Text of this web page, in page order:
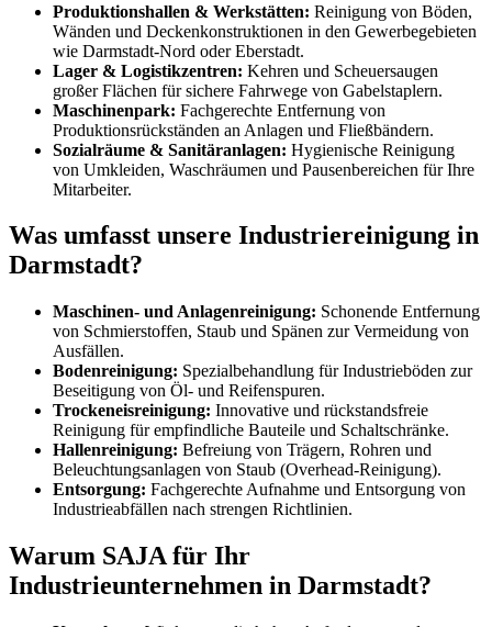
Produktionshallen & Werkstätten: Reinigung von Böden,
Wänden und Deckenkonstruktionen in den Gewerbegebieten
wie Darmstadt-Nord oder Eberstadt.
Lager & Logistikzentren: Kehren und Scheuersaugen
großer Flächen für sichere Fahrwege von Gabelstaplern.
Maschinenpark: Fachgerechte Entfernung von
Produktionsrückständen an Anlagen und Fließbändern.
Sozialräume & Sanitäranlagen: Hygienische Reinigung
von Umkleiden, Waschräumen und Pausenbereichen für Ihre
Mitarbeiter.
Was umfasst unsere Industriereinigung in
Darmstadt?
Maschinen- und Anlagenreinigung: Schonende Entfernung
von Schmierstoffen, Staub und Spänen zur Vermeidung von
Ausfällen.
Bodenreinigung: Spezialbehandlung für Industrieböden zur
Beseitigung von Öl- und Reifenspuren.
Trockeneisreinigung: Innovative und rückstandsfreie
Reinigung für empfindliche Bauteile und Schaltschränke.
Hallenreinigung: Befreiung von Trägern, Rohren und
Beleuchtungsanlagen von Staub (Overhead-Reinigung).
Entsorgung: Fachgerechte Aufnahme und Entsorgung von
Industrieabfällen nach strengen Richtlinien.
Warum SAJA für Ihr
Industrieunternehmen in Darmstadt?